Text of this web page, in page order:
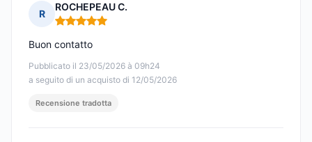
R
ROCHEPEAU C.
Nota: 5 su 5
Pubblicato il 23/05/2026 à 09h24
a seguito di un acquisto di 12/05/2026
Buon contatto
Recensione tradotta